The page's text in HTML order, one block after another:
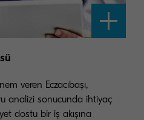
veren Eczacıbaşı,
analizi sonucunda ihtiyaç
dostu bir iş akışına